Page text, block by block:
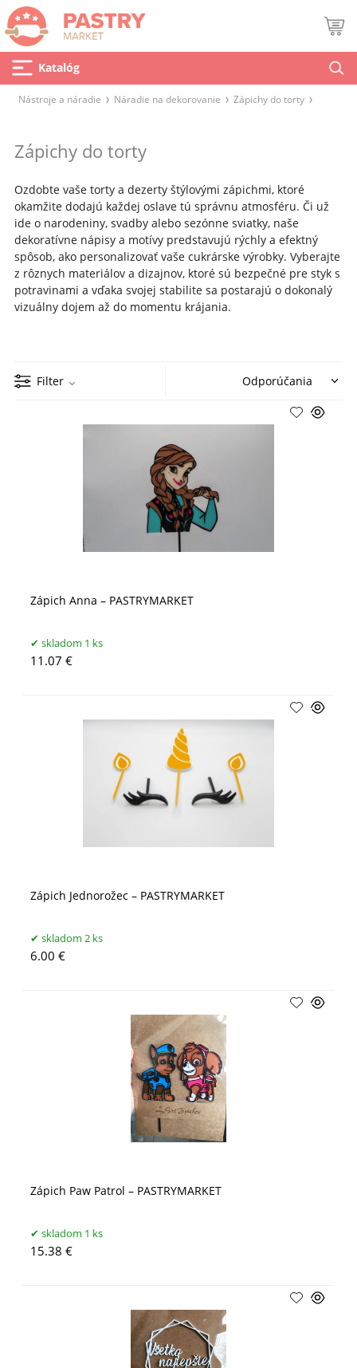
Katalóg
Nástroje a náradie Náradie na dekorovanie Zápichy do torty
Zápichy do torty
Ozdobte vaše torty a dezerty štýlovými zápichmi, ktoré
okamžite dodajú každej oslave tú správnu atmosféru. Či už
ide o narodeniny, svadby alebo sezónne sviatky, naše
dekoratívne nápisy a motívy predstavujú rýchly a efektný
spôsob, ako personalizovať vaše cukrárske výrobky. Vyberajte
z rôznych materiálov a dizajnov, ktoré sú bezpečné pre styk s
potravinami a vďaka svojej stabilite sa postarajú o dokonalý
vizuálny dojem až do momentu krájania.
Filter
Zápich Anna – PASTRYMARKET
skladom 1 ks
11.07 €
Zápich Jednorožec – PASTRYMARKET
skladom 2 ks
6.00 €
Zápich Paw Patrol – PASTRYMARKET
skladom 1 ks
15.38 €